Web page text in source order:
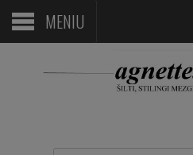
MENIU